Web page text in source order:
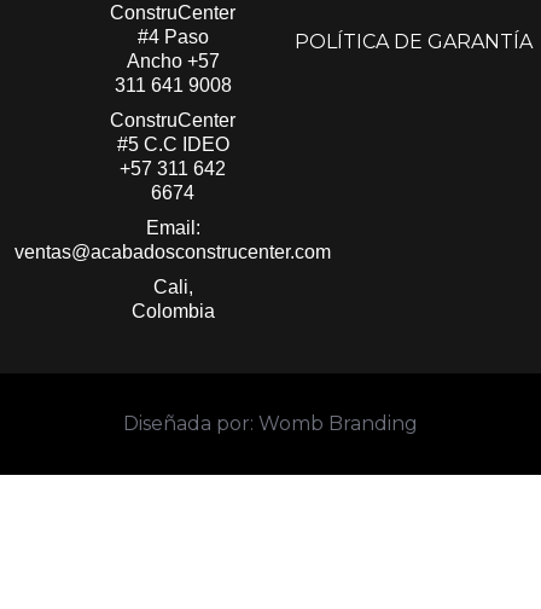
ConstruCenter
#4 Paso
Ancho +57
311 641 9008
ConstruCenter
#5 C.C IDEO
+57 311 642
6674
Email:
ventas@acabadosconstrucenter.com
Cali,
Colombia
POLÍTICA DE GARANTÍA
Diseñada por: Womb Branding